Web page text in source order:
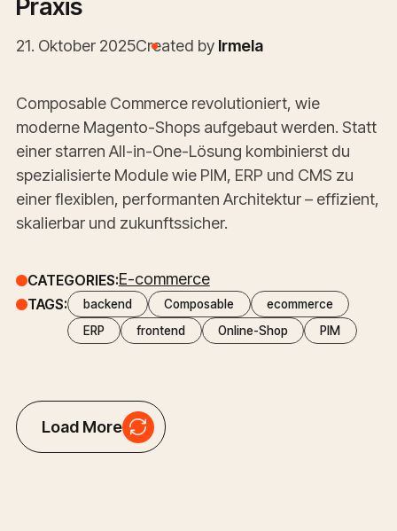
Praxis
21. Oktober 2025Created by Irmela
Composable Commerce revolutioniert, wie
moderne Magento-Shops aufgebaut werden. Statt
einer starren All-in-One-Lösung kombinierst du
spezialisierte Module wie PIM, ERP und CMS zu
einer flexiblen, performanten Architektur – effizient,
skalierbar und zukunftssicher.
CATEGORIES:E-commerce
TAGS: backend Composable
ecommerce
ERP
frontend Online-Shop PIM
Load More